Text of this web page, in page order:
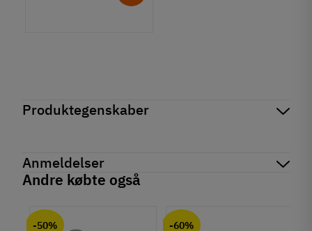
Produktegenskaber
TilstandNy
Anmeldelser
Andre købte også
-50% -60%